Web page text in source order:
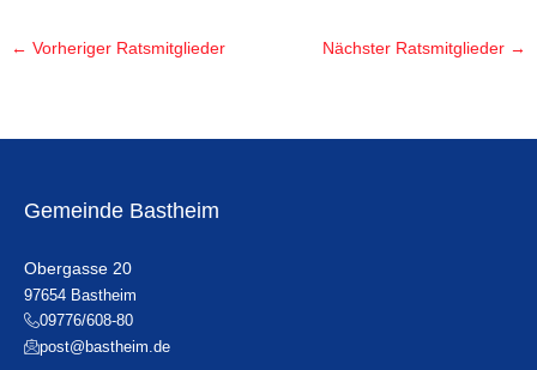
← Vorheriger Ratsmitglieder Nächster Ratsmitglieder →
Gemeinde Bastheim
Obergasse 20
97654 Bastheim
09776/608-80
post@bastheim.de